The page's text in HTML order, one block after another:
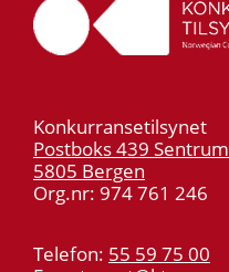
Konkurransetilsynet
Postboks 439 Sentrum
5805 Bergen
Org.nr: 974 761 246
Telefon: 55 59 75 00